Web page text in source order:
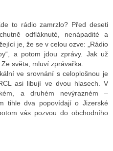
to rádio zamrzlo? Před deseti
odfláknuté, nenápadité a
je, že se v celou ozve: „Rádio
a potom jdou zprávy. Jak už
světa, mluví zprávařka.
ve srovnání s celoplošnou je
asi libují ve dvou hlasech. V
a druhém nevýrazném –
tihle dva popovídají o Jizerské
vás pozvou do obchodního